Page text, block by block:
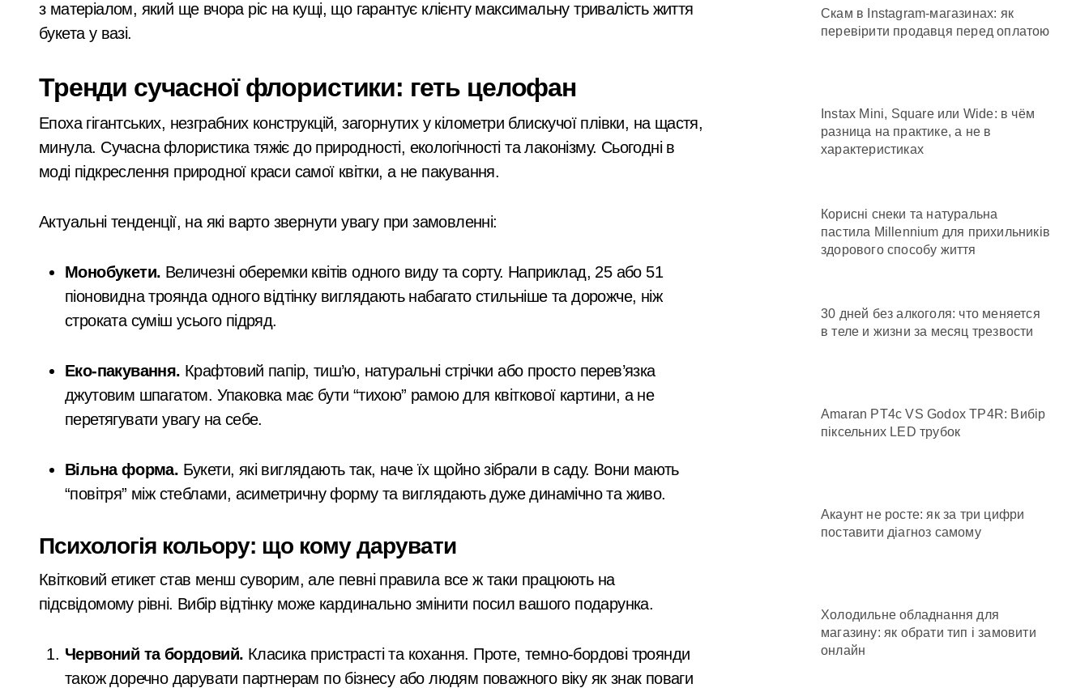
з матеріалом, який ще вчора ріс на кущі, що гарантує клієнту максимальну тривалість життя
букета у вазі.
Тренди сучасної флористики: геть целофан
Епоха гігантських, незграбних конструкцій, загорнутих у кілометри блискучої плівки, на щастя,
минула. Сучасна флористика тяжіє до природності, екологічності та лаконізму. Сьогодні в
моді підкреслення природної краси самої квітки, а не пакування.
Актуальні тенденції, на які варто звернути увагу при замовленні:
Монобукети. Величезні оберемки квітів одного виду та сорту. Наприклад, 25 або 51
піоновидна троянда одного відтінку виглядають набагато стильніше та дорожче, ніж
строката суміш усього підряд.
Еко-пакування. Крафтовий папір, тиш’ю, натуральні стрічки або просто перев’язка
джутовим шпагатом. Упаковка має бути “тихою” рамою для квіткової картини, а не
перетягувати увагу на себе.
Вільна форма. Букети, які виглядають так, наче їх щойно зібрали в саду. Вони мають
“повітря” між стеблами, асиметричну форму та виглядають дуже динамічно та живо.
Психологія кольору: що кому дарувати
Квітковий етикет став менш суворим, але певні правила все ж таки працюють на
підсвідомому рівні. Вибір відтінку може кардинально змінити посил вашого подарунка.
Червоний та бордовий. Класика пристрасті та кохання. Проте, темно-бордові троянди
також доречно дарувати партнерам по бізнесу або людям поважного віку як знак поваги
Скам в Instagram-магазинах: як
перевірити продавця перед оплатою
Instax Mini, Square или Wide: в чём
разница на практике, а не в
характеристиках
Корисні снеки та натуральна
пастила Millennium для прихильників
здорового способу життя
30 дней без алкоголя: что меняется
в теле и жизни за месяц трезвости
Amaran PT4c VS Godox TP4R: Вибір
піксельних LED трубок
Акаунт не росте: як за три цифри
поставити діагноз самому
Холодильне обладнання для
магазину: як обрати тип і замовити
онлайн